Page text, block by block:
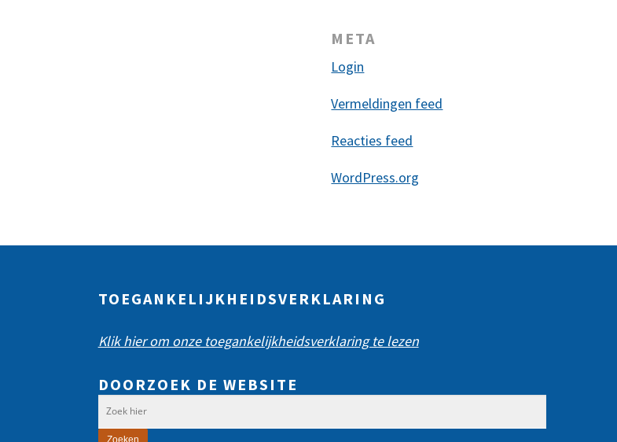
META
Login
Vermeldingen feed
Reacties feed
WordPress.org
TOEGANKELIJKHEIDSVERKLARING
Klik hier om onze toegankelijkheidsverklaring te lezen
DOORZOEK DE WEBSITE
Zoeken